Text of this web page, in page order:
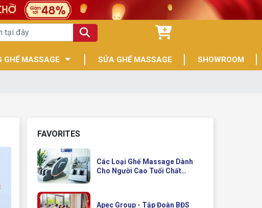
GHẾ MASSAGE SỬA GHẾ MASSAGE SHOWROOM
FAVORITES
Các Loại Ghế Massage Dành
Cho Người Cao Tuổi Chất
Apec Group - Tập Đoàn BĐS